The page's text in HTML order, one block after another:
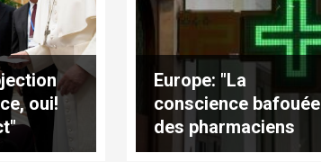
oui!
Europe: "La
conscience bafouée
des pharmaciens
français"